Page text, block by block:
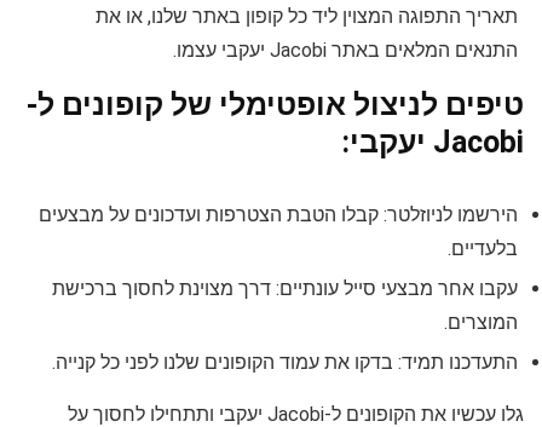
תאריך התפוגה המצוין ליד כל קופון באתר שלנו, או את
התנאים המלאים באתר Jacobi יעקבי עצמו.
טיפים לניצול אופטימלי של קופונים ל-
Jacobi יעקבי:
הירשמו לניוזלטר: קבלו הטבת הצטרפות ועדכונים על מבצעים
בלעדיים.
עקבו אחר מבצעי סייל עונתיים: דרך מצוינת לחסוך ברכישת
המוצרים.
התעדכנו תמיד: בדקו את עמוד הקופונים שלנו לפני כל קנייה.
גלו עכשיו את הקופונים ל-Jacobi יעקבי ותתחילו לחסוך על